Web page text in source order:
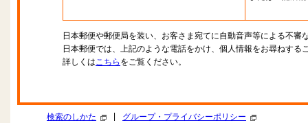
日本郵便や郵便局を装い、お客さま宛てに自動音声等による不審
日本郵便では、上記のような電話をかけ、個人情報をお尋ねする
詳しくはこちら をご覧ください。
検索のしかた グループ・プライバシーポリシー